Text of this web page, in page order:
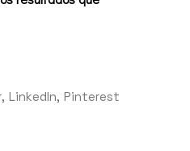
LinkedIn Pinterest